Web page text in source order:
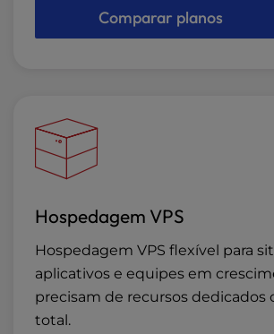
Comparar planos
Hospedagem VPS
Hospedagem VPS flexível para
aplicativos e equipes em
precisam de recursos dedicados
total.